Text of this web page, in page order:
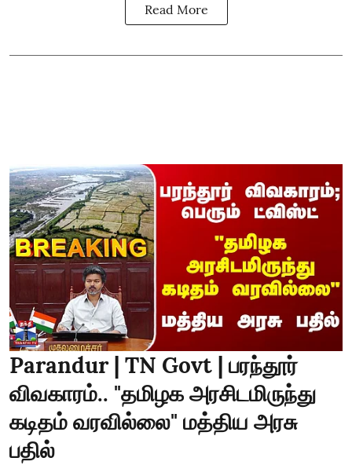
Read More
Parandur | TN Govt | பரந்தூர்
விவகாரம்.. "தமிழக அரசிடமிருந்து
கடிதம் வரவில்லை" மத்திய அரசு
பதில்